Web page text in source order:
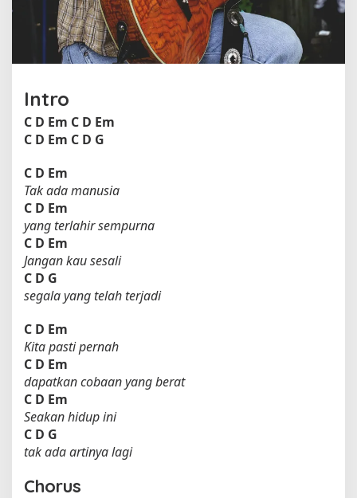
r
a
h
o
Intro
C D Em C D Em
C D Em C D G
C D Em
Tak ada manusia
C D Em
yang terlahir sempurna
C D Em
Jangan kau sesali
C D G
segala yang telah terjadi
C D Em
Kita pasti pernah
C D Em
dapatkan cobaan yang berat
C D Em
Seakan hidup ini
C D G
tak ada artinya lagi
Chorus